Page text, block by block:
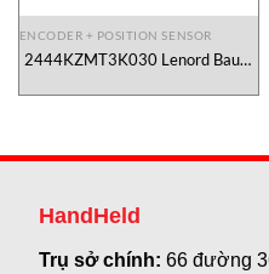
ENCODER + POSITION SENSOR
2444KZMT3K030 Lenord Bauer
HandHeld
Trụ sở chính:66 đường